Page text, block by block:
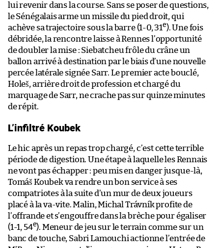
lui revenir dans la course. Sans se poser de questions,
le Sénégalais arme un missile du pied droit, qui
achève sa trajectoire sous la barre (1-0, 31e). Une fois
débridée, la rencontre laisse à Rennes l’opportunité
de doubler la mise : Siebatcheu frôle du crâne un
ballon arrivé à destination par le biais d’une nouvelle
percée latérale signée Sarr. Le premier acte bouclé,
Holeš, arrière droit de profession et chargé du
marquage de Sarr, ne crache pas sur quinze minutes
de répit.
L’infiltré Koubek
Le hic après un repas trop chargé, c’est cette terrible
période de digestion. Une étape à laquelle les Rennais
ne vont pas échapper : peu mis en danger jusque-là,
Tomáš Koubek va rendre un bon service à ses
compatriotes à la suite d’un mur de deux joueurs
placé à la va-vite. Malin, Michal Trávník profite de
l’offrande et s’engouffre dans la brèche pour égaliser
(1-1, 54e). Meneur de jeu sur le terrain comme sur un
banc de touche, Sabri Lamouchi actionne l’entrée de